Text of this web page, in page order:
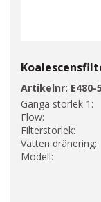
Artikelnr: E480-
Gänga storlek 1:
Flow:
Filterstorlek:
Vatten dränering:
Modell: